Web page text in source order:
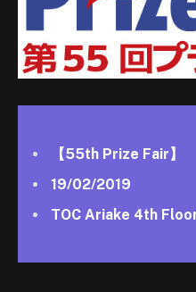
【55th Prize Fair】
19/02/2019
TOC Ariake 4th